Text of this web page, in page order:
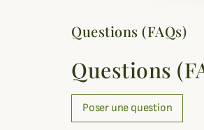
Questions (FAQs)
Questions
Poser une question